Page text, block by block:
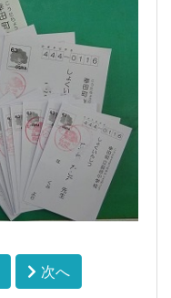
次へ